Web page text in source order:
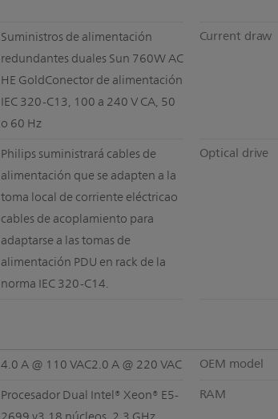
Suministros de alimentación
redundantes duales Sun 760W AC
HE GoldConector de alimentación
IEC 320-C13, 100 a 240 V CA, 50
o 60 Hz
Current draw
Philips suministrará cables de
alimentación que se adapten a la
toma local de corriente eléctricao
cables de acoplamiento para
adaptarse a las tomas de
alimentación PDU en rack de la
norma IEC 320-C14.
Optical drive
4.0 A @ 110 VAC2.0 A @ 220 VAC OEM model
Procesador Dual Intel® Xeon® E5-
RAM